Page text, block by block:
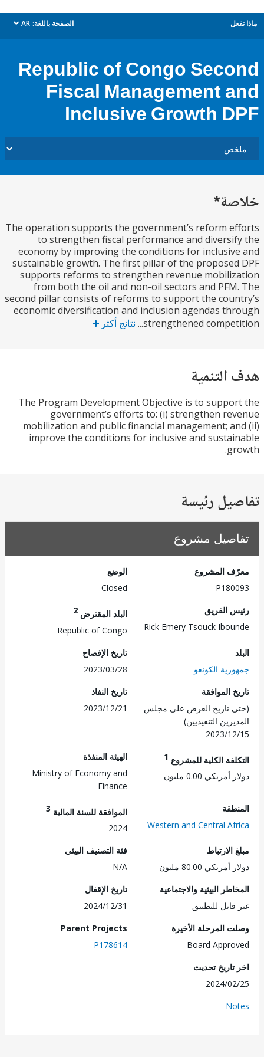
الصفحة باللغة: AR
dropdown
Republic of Congo
Fiscal Management
Inclusive Growth
The operation supports the government’s reform
to strengthen fiscal performance and
economy by improving the conditions for
sustainable growth. The first pillar of the
supports reforms to strengthen revenue
from both the oil and non-oil sectors and
second pillar consists of reforms to support the
economic diversification and inclusion agendas
strengthened نتائج أكثر
The Program Development Objective is to
government’s efforts to: (i) strengthen
mobilization and public financial management;
improve the conditions for inclusive and
رئيسة
مشروع
المشروع
الفريق
Rick Emery Tsouck
البلد المقترض
Republic of Congo
الكونغو
تاريخ الإفصاح
2023/03/28
الموافقة
تاريخ العرض على مجلس
التنفيذيين)
2023/
تاريخ النفاذ
2023/12/21
الكلية للمشروع1
0.00 مليون
الهيئة المنفذة
Ministry of Economy and
Western and Central
الموافقة للسنة المالية3
2024
80.00 مليون
فئة التصنيف البيئي
البيئية والاجتماعية
للتطبيق
تاريخ الإقفال
2024/12/31
المرحلة الأخيرة
Board
Parent Projects
P178614
تحديث
2024/